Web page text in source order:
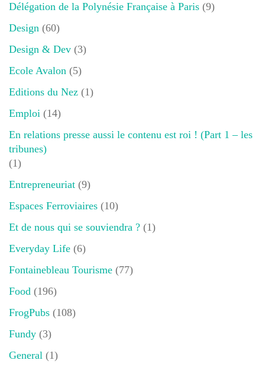
Délégation de la Polynésie Française à Paris (9)
Design (60)
Design & Dev (3)
Ecole Avalon (5)
Editions du Nez (1)
Emploi (14)
En relations presse aussi le contenu est roi ! (Part 1 – les
tribunes)
(1)
Entrepreneuriat (9)
Espaces Ferroviaires (10)
Et de nous qui se souviendra ? (1)
Everyday Life (6)
Fontainebleau Tourisme (77)
Food (196)
FrogPubs (108)
Fundy (3)
General (1)